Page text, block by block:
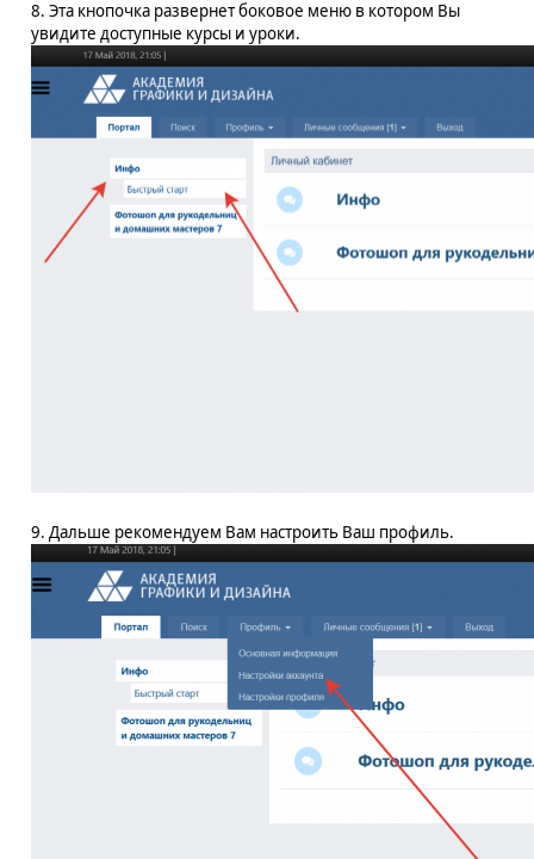
8. Эта кнопочка развернет боковое меню в котором Вы
увидите доступные курсы и уроки.
9. Дальше рекомендуем Вам настроить Ваш профиль.